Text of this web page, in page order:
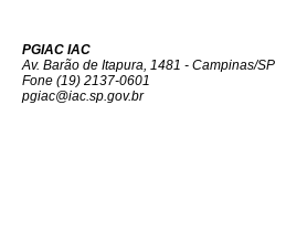
PGIAC IAC
Av. Barão de Itapura, 1481 - Campinas/SP
Fone (19) 2137-0601
pgiac@iac.sp.gov.br